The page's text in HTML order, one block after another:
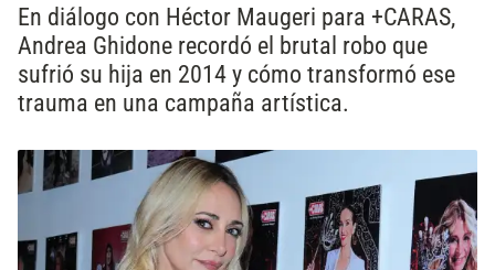
En diálogo con Héctor Maugeri para +CARAS,
Andrea Ghidone recordó el brutal robo que
sufrió su hija en 2014 y cómo transformó ese
trauma en una campaña artística.